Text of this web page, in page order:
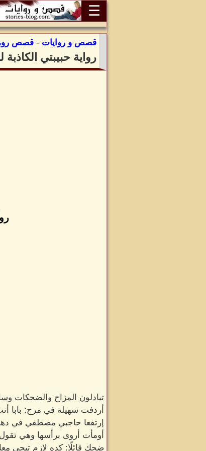
☰
قصص و روايات - قصص
رواية حبيبتي
تبادلون المزاح والضحكات
أردفت سهيلة في مرح: بابا
إرتفعا حاجبي مصطفي في
أومأت أروى برأسها وهي
ضحك قائلًا: كده لازم تيجي